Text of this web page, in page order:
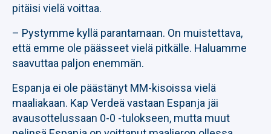
pitäisi vielä voittaa.
– Pystymme kyllä parantamaan. On muistettava,
että emme ole päässeet vielä pitkälle. Haluamme
saavuttaa paljon enemmän.
Espanja ei ole päästänyt MM-kisoissa vielä
maaliakaan. Kap Verdeä vastaan Espanja jäi
avausottelussaan 0-0 -tulokseen, mutta muut